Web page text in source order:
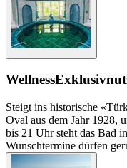
Wellness
Steigt ins historische
Oval aus dem Jahr 1928,
bis 21 Uhr steht das Bad
Wunschtermine dürfen